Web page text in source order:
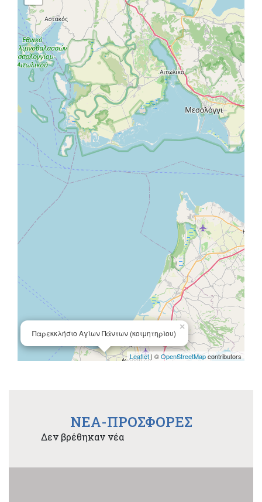
Παρεκκλήσιο Αγίων Πάντων (κοιμητηρίου)
×
Leaflet | ©OpenStreetMapcontributors
NEA-ΠΡΟΣΦΟΡΕΣ
Δεν βρέθηκαν νέα